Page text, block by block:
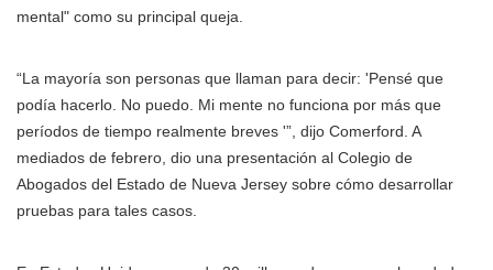
mental" como su principal queja.
“La mayoría son personas que llaman para decir: 'Pensé que
podía hacerlo. No puedo. Mi mente no funciona por más que
períodos de tiempo realmente breves '”, dijo Comerford. A
mediados de febrero, dio una presentación al Colegio de
Abogados del Estado de Nueva Jersey sobre cómo desarrollar
pruebas para tales casos.